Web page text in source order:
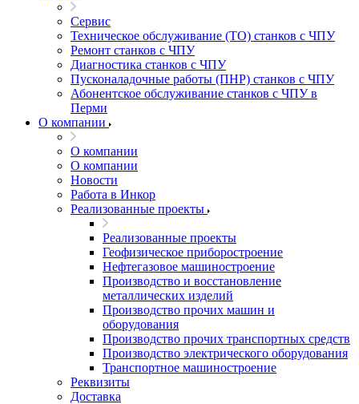
Сервис
Техническое обслуживание (ТО) станков с ЧПУ
Ремонт станков с ЧПУ
Диагностика станков с ЧПУ
Пусконаладочные работы (ПНР) станков с ЧПУ
Абонентское обслуживание станков с ЧПУ в
Перми
О компании
О компании
О компании
Новости
Работа в Инкор
Реализованные проекты
Реализованные проекты
Геофизическое приборостроение
Нефтегазовое машиностроение
Производство и восстановление
металлических изделий
Производство прочих машин и
оборудования
Производство прочих транспортных средств
Производство электрического оборудования
Транспортное машиностроение
Реквизиты
Доставка